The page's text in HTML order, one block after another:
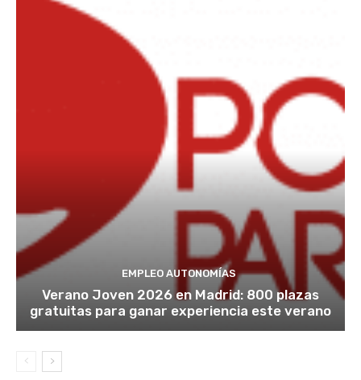
EMPLEO AUTONOMÍAS
Verano Joven 2026 en Madrid: 800 plazas
gratuitas para ganar experiencia este verano